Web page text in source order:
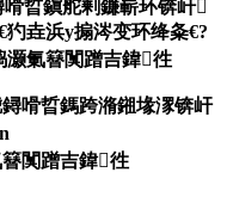
晢鎭舵剰鐮嶄环锛屽
垚浜у搧涔变环绛夈€?
灏氭簮闃蹭吉鍏徃
嗗晢鎷跨潃鎺堟潈锛屽
闃蹭吉鍏徃